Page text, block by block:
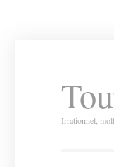
Irrationnel,